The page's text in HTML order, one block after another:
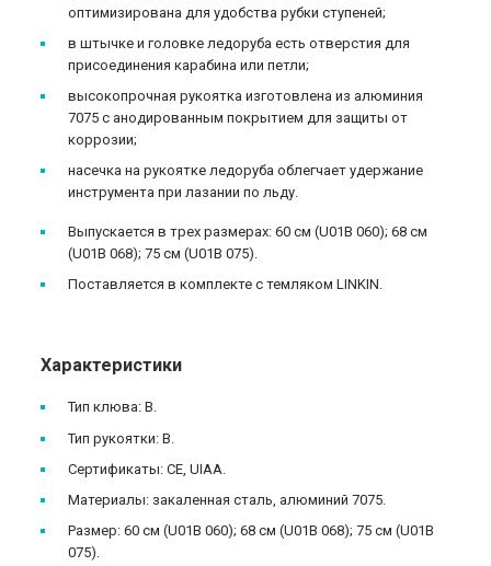
оптимизирована для удобства рубки ступеней;
в штычке и головке ледоруба есть отверстия для
присоединения карабина или петли;
высокопрочная рукоятка изготовлена из алюминия
7075 с анодированным покрытием для защиты от
коррозии;
насечка на рукоятке ледоруба облегчает удержание
инструмента при лазании по льду.
Выпускается в трех размерах: 60 см (U01B 060); 68 см
(U01B 068); 75 см (U01B 075).
Поставляется в комплекте с темляком LINKIN.
Характеристики
Тип клюва: B.
Тип рукоятки: B.
Сертификаты: CE, UIAA.
Материалы: закаленная сталь, алюминий 7075.
Размер: 60 см (U01B 060); 68 см (U01B 068); 75 см (U01B
075).